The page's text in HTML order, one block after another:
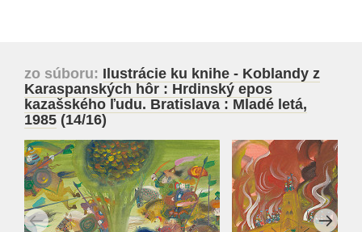
zo súboru: Ilustrácie ku knihe - Koblandy z
Karaspanských hôr : Hrdinský epos
kazašského ľudu. Bratislava : Mladé letá,
1985 (14/16)